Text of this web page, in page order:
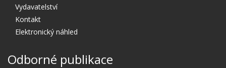
Vydavatelství
Kontakt
Elektronický náhled
Odborné publikace